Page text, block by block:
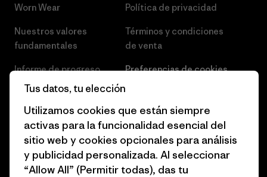
Worn Wear
Nuestros valores
fundamentales
Informe de progreso
Business Unusual
Objetivos climáticos
1% for the Planet
Cómo financiamos
Política de privacidad
Términos y condiciones
de venta
Preferencias de cookies
Empleo
Prensa
Programa para profesionales
del sector
Tus datos, tu elección
Utilizamos cookies que están siempre
activas para la funcionalidad esencial del
sitio web y cookies opcionales para análisis
y publicidad personalizada. Al seleccionar
“Allow All” (Permitir todas), das tu